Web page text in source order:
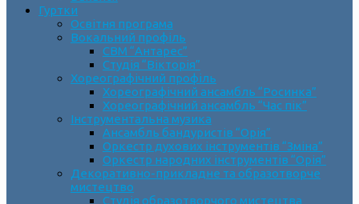
Гуртки
Освітня програма
Вокальний профіль
СВМ “Антарес”
Студія “Вікторія”
Хореографічний профіль
Хореографічний ансамбль “Росинка”
Хореографічний ансамбль “Час пік”
Інструментальна музика
Ансамбль бандуристів “Орія”
Оркестр духових інструментів “Зміна”
Оркестр народних інструментів “Орія”
Декоративно-прикладне та образотворче
мистецтво
Cтудія образотворчого мистецтва